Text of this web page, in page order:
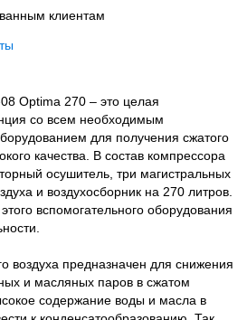
клиентам
Optima 270 – это целая
со всем необходимым
для получения сжатого
качества. В состав компрессора
осушитель, три магистральных
и воздухосборник на 270 литров.
вспомогательного оборудования
воздуха предназначен для снижения
и масляных паров в сжатом
содержание воды и масла в